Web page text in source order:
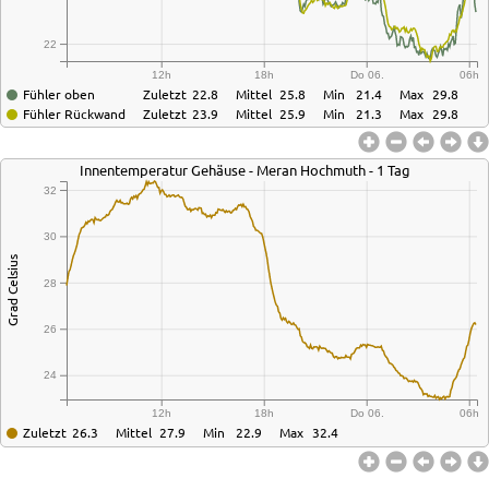
12h 18h Do 06. 06h
22
Fühler oben
Fühler Rückwand
Zuletzt
Zuletzt
22.8
23.9
Mittel
Mittel
25.8
25.9
Min
Min
21.4
21.3
Max
Max
29.8
29.8
Innentemperatur Gehäuse - Meran Hochmuth - 1 Tag
12h 18h Do 06. 06h
24
26
28
30
32
Grad Celsius
Zuletzt 26.3 Mittel 27.9 Min 22.9 Max 32.4